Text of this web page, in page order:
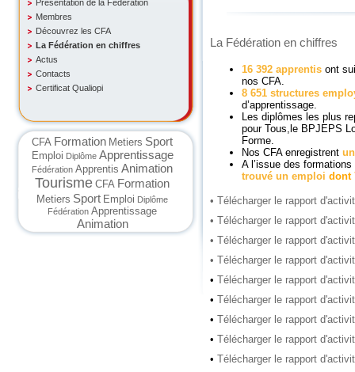
Présentation de la Fédération
Membres
Découvrez les CFA
La Fédération en chiffres
Actus
Contacts
Certificat Qualiopi
CFA Formation Metiers Sport
Emploi Diplôme Apprentissage
Fédération Apprentis Animation
Tourisme CFA Formation
Metiers Sport Emploi Diplôme
Fédération Apprentissage
Animation
La Fédération en chiffres
16 392 apprentis ont
nos CFA.
8 651 structures
d’apprentissage.
Les diplômes les plus
pour Tous,le BPJEPS
Forme.
Nos CFA enregistrent
A l’issue des formations
trouvé un emploi dont
• Télécharger le rapport
• Télécharger le rapport
• Télécharger le rapport
• Télécharger le rapport
• Télécharger le rapport
• Télécharger le rapport
• Télécharger le rapport
• Télécharger le rapport
• Télécharger le rapport